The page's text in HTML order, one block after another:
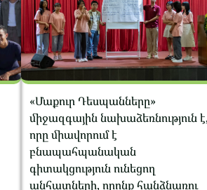
«Մաքուր Դեսպանները»
միջազգային նախաձեռնություն է,
որը միավորում է
բնապահպանական
գիտակցություն ունեցող
անհատների, որոնք հանձնառու